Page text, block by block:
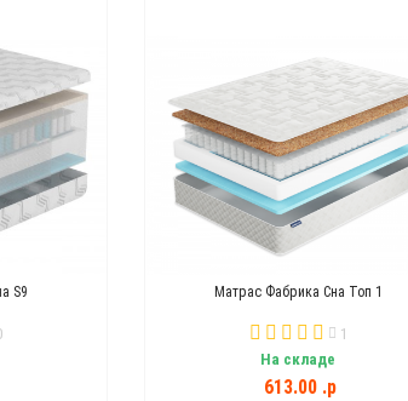
S9 Матрас Фабрика Сна Топ 1
1
На складе
613.00 .p